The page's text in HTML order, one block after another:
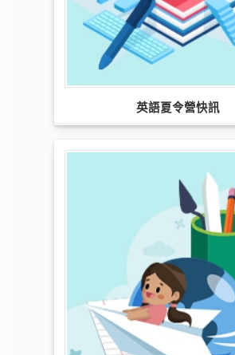
英語夏令營快訊